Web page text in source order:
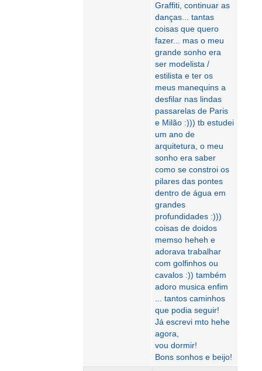
Graffiti, continuar as
danças... tantas
coisas que quero
fazer... mas o meu
grande sonho era
ser modelista /
estilista e ter os
meus manequins a
desfilar nas lindas
passarelas de Paris
e Milão :))) tb estudei
um ano de
arquitetura, o meu
sonho era saber
como se constroi os
pilares das pontes
dentro de água em
grandes
profundidades :)))
coisas de doidos
memso heheh e
adorava trabalhar
com golfinhos ou
cavalos :)) também
adoro musica enfim
... tantos caminhos
que podia seguir!
Já escrevi mto hehe
agora,
vou dormir!
Bons sonhos e beijo!